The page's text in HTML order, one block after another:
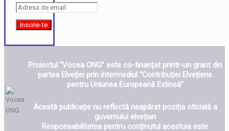
Proiectul “Vocea ONG” este co-finanțat printr-un grant din
partea Elveției prin intermediul “Contribuției Elvețiene
pentru Uniunea Europeană Extinsă”
Acestă publicație nu reflectă neapărat poziția oficială a
guvernului elvețian
Responsabilitatea pentru conținutul acestuia este